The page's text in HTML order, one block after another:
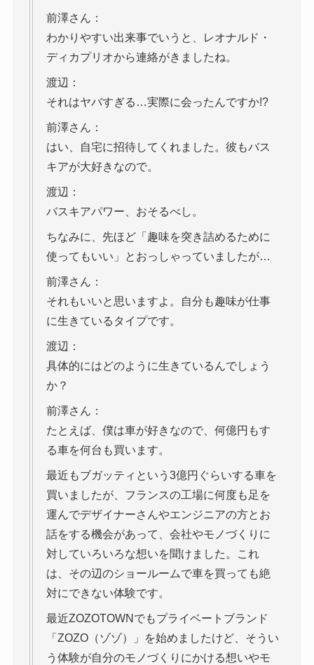
前澤さん：
わかりやすい出来事でいうと、レオナルド・
ディカプリオから連絡がきましたね。
渡辺：
それはヤバすぎる…実際に会ったんですか!?
前澤さん：
はい、自宅に招待してくれました。彼もバス
キアが大好きなので。
渡辺：
バスキアパワー、おそるべし。
ちなみに、先ほど「趣味を突き詰めるために
使ってもいい」とおっしゃっていましたが…
前澤さん：
それもいいと思いますよ。自分も趣味が仕事
に生きているタイプです。
渡辺：
具体的にはどのように生きているんでしょう
か？
前澤さん：
たとえば、僕は車が好きなので、何億円もす
る車を何台も買います。
最近もブガッティという3億円ぐらいする車を
買いましたが、フランスの工場に何度も足を
運んでデザイナーさんやエンジニアの方とお
話をする機会があって、会社やモノづくりに
対していろいろな想いを聞けました。これ
は、その辺のショールームで車を買っても絶
対にできない体験です。
最近ZOZOTOWNでもプライベートブランド
「ZOZO（ゾゾ）」を始めましたけど、そうい
う体験が自分のモノづくりにかける想いやモ